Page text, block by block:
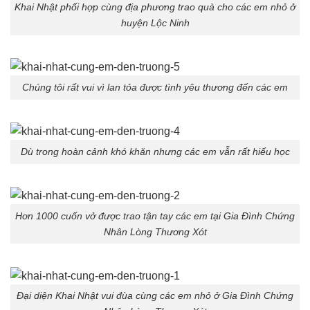
Khai Nhật phối hợp cùng địa phương trao quà cho các em nhỏ ở
huyện Lộc Ninh
Chúng tôi rất vui vì lan tỏa được tình yêu thương đến các em
Dù trong hoàn cảnh khó khăn nhưng các em vẫn rất hiếu học
Hơn 1000 cuốn vở được trao tận tay các em tại Gia Đình Chứng
Nhân Lòng Thương Xót
Đại diện Khai Nhật vui đùa cùng các em nhỏ ở Gia Đình Chứng